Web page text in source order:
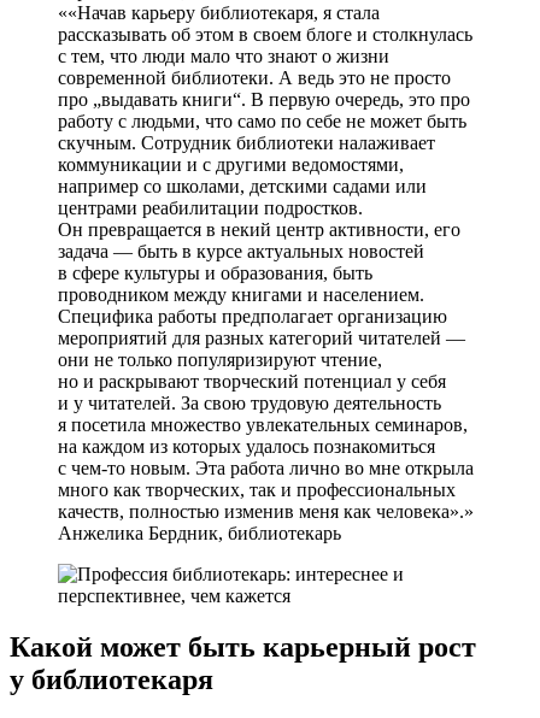
«Начав карьеру библиотекаря, я стала
рассказывать об этом в своем блоге и столкнулась
с тем, что люди мало что знают о жизни
современной библиотеки. А ведь это не просто
про „выдавать книги“. В первую очередь, это про
работу с людьми, что само по себе не может быть
скучным. Сотрудник библиотеки налаживает
коммуникации и с другими ведомостями,
например со школами, детскими садами или
центрами реабилитации подростков.
Он превращается в некий центр активности, его
задача — быть в курсе актуальных новостей
в сфере культуры и образования, быть
проводником между книгами и населением.
Специфика работы предполагает организацию
мероприятий для разных категорий читателей —
они не только популяризируют чтение,
но и раскрывают творческий потенциал у себя
и у читателей. За свою трудовую деятельность
я посетила множество увлекательных семинаров,
на каждом из которых удалось познакомиться
с чем-то новым. Эта работа лично во мне открыла
много как творческих, так и профессиональных
качеств, полностью изменив меня как человека».
Анжелика Бердник, библиотекарь
Какой может быть карьерный рост
у библиотекаря